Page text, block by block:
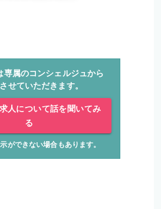
専属のコンシェルジュから
せていただきます。
人について話を聞いてみ
る
ができない場合もあります。